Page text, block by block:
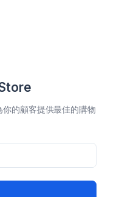
的顧客提供最佳的購物